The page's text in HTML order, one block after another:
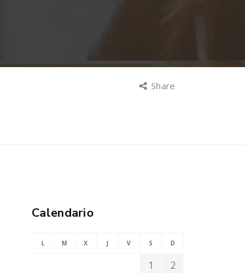
Share
Calendario
L M X J V S D
1
2